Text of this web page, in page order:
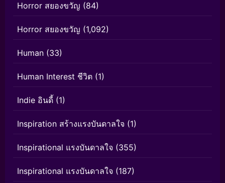
Horror สยองขวัญ (84)
Horror สยองขวัญ (1,092)
Human (33)
Human Interest ชีวิต (1)
Indie อินดี้ (1)
Inspiration สร้างแรงบันดาลใจ (1)
Inspirational แรงบันดาลใจ (355)
Inspirational แรงบันดาลใจ (187)